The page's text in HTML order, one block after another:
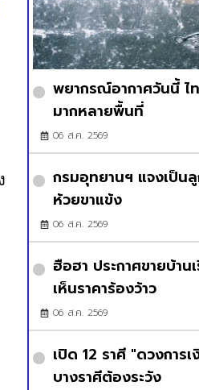
พยากรณ์อากาศวันนี้
มากหลายพื้นที่
06 ส.ค. 2569
กรมอุทยานฯ แจงเป็นลู
ห้วยขาแข้ง
06 ส.ค. 2569
ฮือฮา ประกาศขายบ้าน
เห็นราคาร้องว้าว
06 ส.ค. 2569
เปิด 12 ราศี "ดวงกา
บางราศีต้องระวัง